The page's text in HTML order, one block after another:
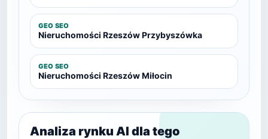
GEO SEO
Nieruchomości Rzeszów Przybyszówka
GEO SEO
Nieruchomości Rzeszów Miłocin
Analiza rynku AI dla tego